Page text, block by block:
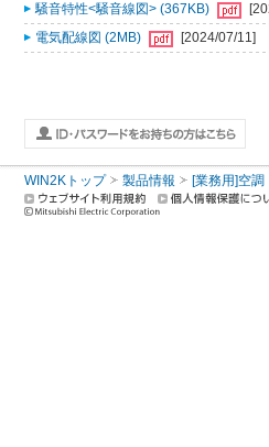
騒音特性<騒音線図> (367KB)
電気配線図 (2MB)
[2024/07/11]
WIN2Kトップ 製品情報 [業務用]空調